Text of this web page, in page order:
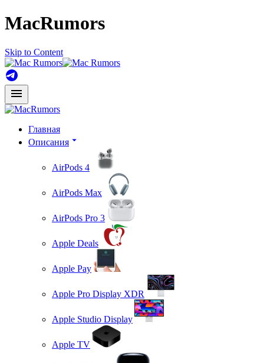
MacRumors
Skip to Content
Главная
Описания
AirPods 4
AirPods Max
AirPods Pro 3
Apple Deals
Apple Pay
Apple Pro Display XDR
Apple Studio Display
Apple TV